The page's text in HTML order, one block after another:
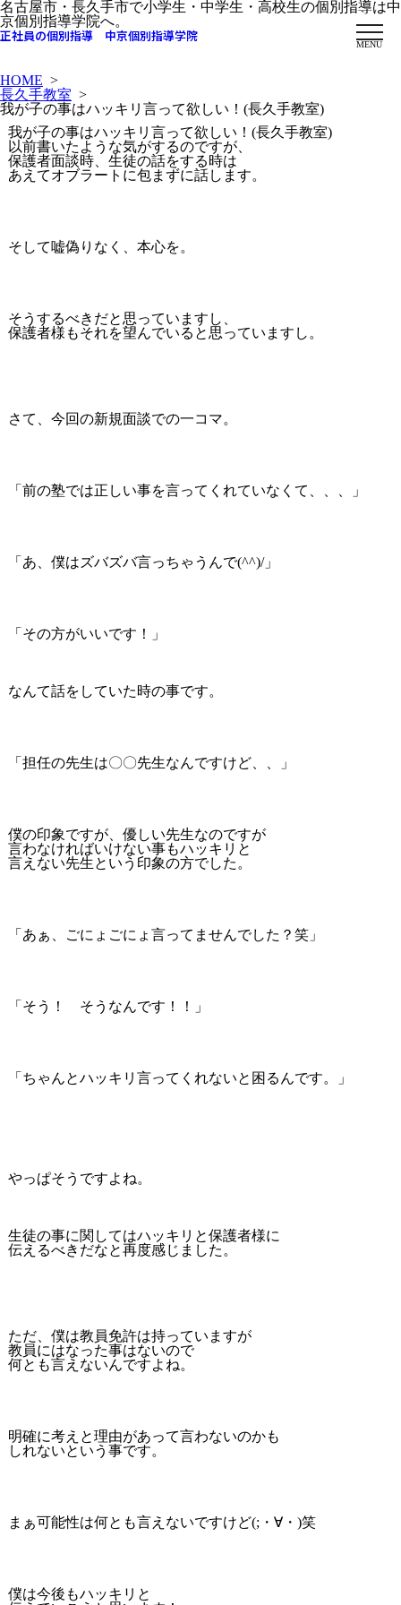
名古屋市・長久手市で小学生・中学生・高校生の個別指導は中
京個別指導学院へ。
正社員の個別指導 中京個別指導学院
MENU
HOME >
長久手教室 >
我が子の事はハッキリ言って欲しい！(長久手教室)
我が子の事はハッキリ言って欲しい！(長久手教室)
以前書いたような気がするのですが、
保護者面談時、生徒の話をする時は
あえてオブラートに包まずに話します。
そして嘘偽りなく、本心を。
そうするべきだと思っていますし、
保護者様もそれを望んでいると思っていますし。
さて、今回の新規面談での一コマ。
「前の塾では正しい事を言ってくれていなくて、、、」
「あ、僕はズバズバ言っちゃうんで(^^)/」
「その方がいいです！」
なんて話をしていた時の事です。
「担任の先生は〇〇先生なんですけど、、」
僕の印象ですが、優しい先生なのですが
言わなければいけない事もハッキリと
言えない先生という印象の方でした。
「あぁ、ごにょごにょ言ってませんでした？笑」
「そう！ そうなんです！！」
「ちゃんとハッキリ言ってくれないと困るんです。」
やっぱそうですよね。
生徒の事に関してはハッキリと保護者様に
伝えるべきだなと再度感じました。
ただ、僕は教員免許は持っていますが
教員にはなった事はないので
何とも言えないんですよね。
明確に考えと理由があって言わないのかも
しれないという事です。
まぁ可能性は何とも言えないですけど(;・∀・)笑
僕は今後もハッキリと